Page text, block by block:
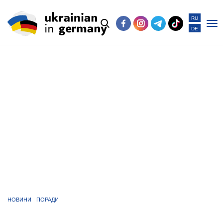
RU
DE
НОВИНИ ПОРАДИ